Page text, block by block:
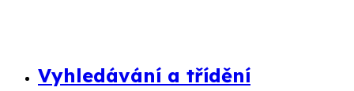
Vyhledávání a třídění